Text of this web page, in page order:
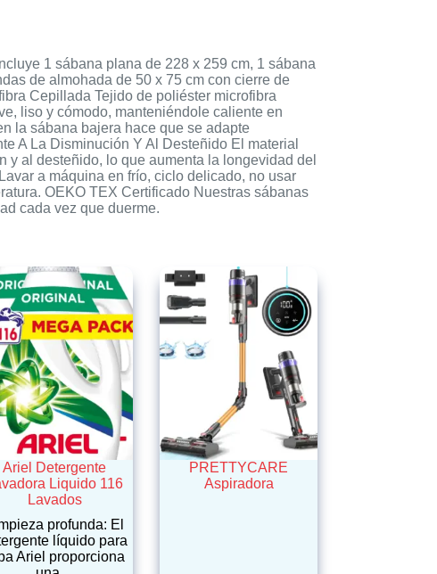
1 sábana plana de 228 x 259 cm, 1 sábana
de almohada de 50 x 75 cm con cierre de
Cepillada Tejido de poliéster microfibra
liso y cómodo, manteniéndole caliente en
la sábana bajera hace que se adapte
A La Disminución Y Al Desteñido El material
y al desteñido, lo que aumenta la longevidad del
a máquina en frío, ciclo delicado, no usar
OEKO TEX Certificado Nuestras sábanas
cada vez que duerme.
Ariel Detergente
Liquido 116
Lavados
profunda: El
líquido para
Ariel proporciona
PRETTYCARE
Aspiradora